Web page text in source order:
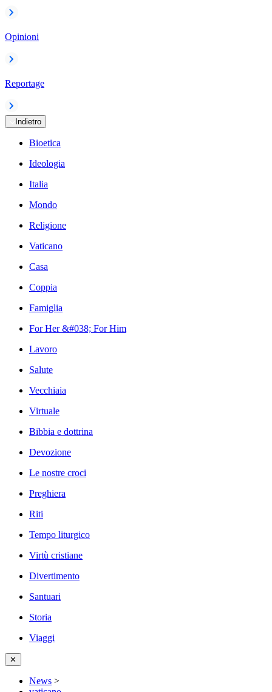
Opinioni
Reportage
Indietro
Bioetica
Ideologia
Italia
Mondo
Religione
Vaticano
Casa
Coppia
Famiglia
For Her &#038; For Him
Lavoro
Salute
Vecchiaia
Virtuale
Bibbia e dottrina
Devozione
Le nostre croci
Preghiera
Riti
Tempo liturgico
Virtù cristiane
Divertimento
Santuari
Storia
Viaggi
✕
News >